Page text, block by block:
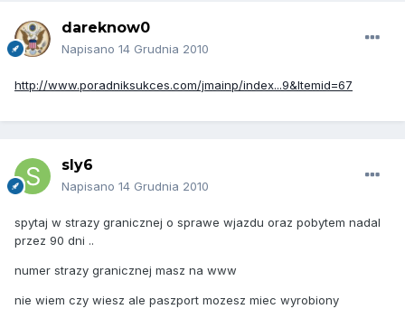
dareknow0
Napisano 14 Grudnia 2010
http://www.poradniksukces.com/jmainp/index...9&Itemid=67
sly6
Napisano 14 Grudnia 2010
spytaj w strazy granicznej o sprawe wjazdu oraz pobytem nadal
przez 90 dni ..
numer strazy granicznej masz na www
nie wiem czy wiesz ale paszport mozesz miec wyrobiony